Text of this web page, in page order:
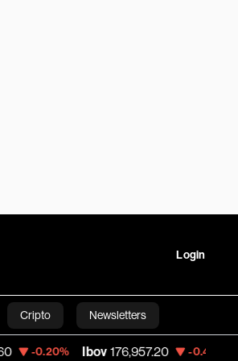
Login
Cripto Newsletters
Opinião Vídeos
Ibov 176,957.20 -0.43% Petrobras